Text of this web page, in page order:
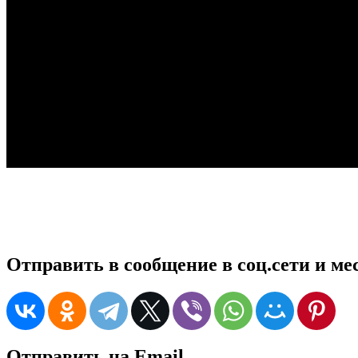
Отправить в сообщение в соц.сети и